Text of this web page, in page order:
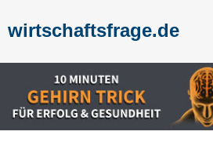
wirtschaftsfrage.de